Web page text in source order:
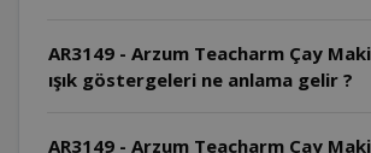
AR3149 - Arzum Teacharm Çay
ışık göstergeleri ne anlama gelir ?
AR3149 - Arzum Teacharm Çay